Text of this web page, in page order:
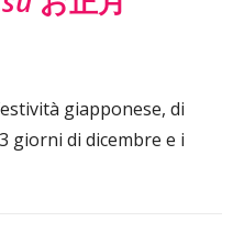
giapponese, di
giorni di dicembre e i